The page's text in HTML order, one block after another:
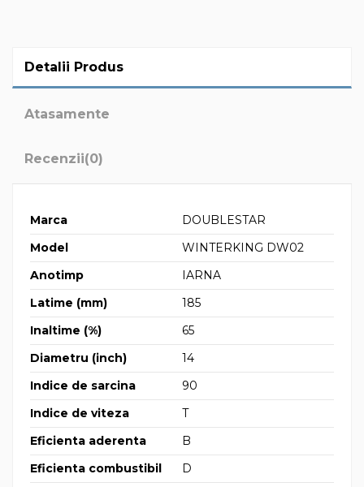
Detalii Produs
Atasamente
Recenzii(0)
Marca
DOUBLESTAR
Model
WINTERKING DW02
Anotimp
IARNA
Latime (mm)
185
Inaltime (%)
65
Diametru (inch)
14
Indice de sarcina
90
Indice de viteza
T
Eficienta aderenta
B
Eficienta combustibil
D